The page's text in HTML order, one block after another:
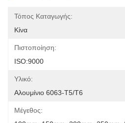
Τόπος Καταγωγής:
Κίνα
Πιστοποίηση:
ISO:9000
Υλικό:
Αλουμίνιο 6063-T5/T6
Μέγεθος: